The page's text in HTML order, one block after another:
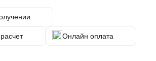
Онлайн оплата